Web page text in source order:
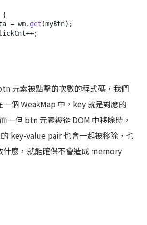
{
= wm. get (myBtn);
++;
元素被點擊的次數的程式碼，我們
個 WeakMap 中，key 就是對應的
一但 btn 元素被從 DOM 中移除時，
key-value pair 也會一起被移除，也
什麼，就能確保不會造成 memory